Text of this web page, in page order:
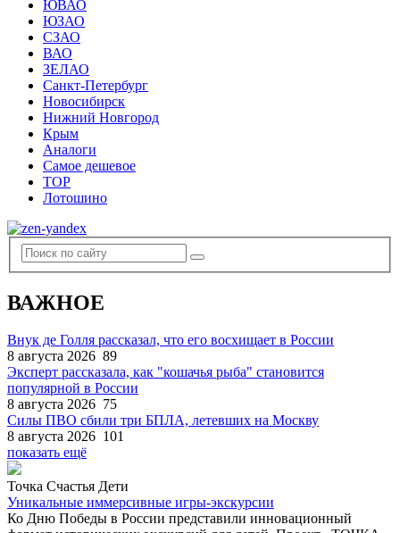
ЮВАО
ЮЗАО
СЗАО
ВАО
ЗЕЛАО
Санкт-Петербург
Новосибирск
Нижний Новгород
Крым
Аналоги
Самое дешевое
TOP
Лотошино
ВАЖНОЕ
Внук де Голля рассказал, что его восхищает в России
8 августа 2026 89
Эксперт рассказала, как "кошачья рыба" становится
популярной в России
8 августа 2026 75
Силы ПВО сбили три БПЛА, летевших на Москву
8 августа 2026 101
показать ещё
Точка Счастья Дети
Уникальные иммерсивные игры-экскурсии
Ко Дню Победы в России представили инновационный